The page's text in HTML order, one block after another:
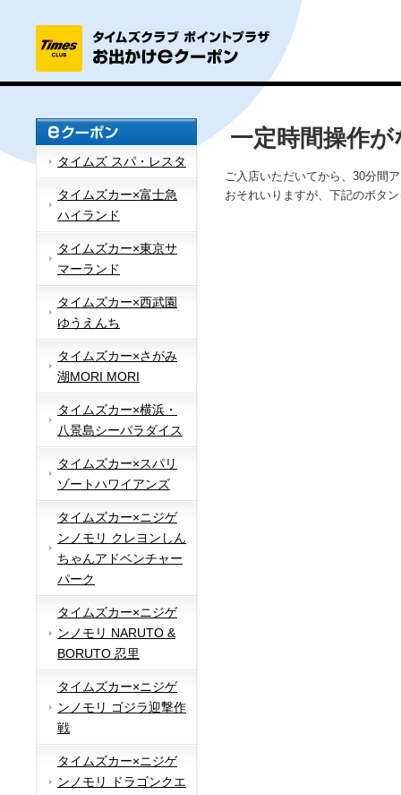
タイムズ スパ・レスタ
タイムズカー×富士急
ハイランド
タイムズカー×東京サ
マーランド
タイムズカー×西武園
ゆうえんち
タイムズカー×さがみ
湖MORI MORI
タイムズカー×横浜・
八景島シーパラダイス
タイムズカー×スパリ
ゾートハワイアンズ
タイムズカー×ニジゲ
ンノモリ クレヨンしん
ちゃんアドベンチャー
パーク
タイムズカー×ニジゲ
ンノモリ NARUTO &
BORUTO 忍里
タイムズカー×ニジゲ
ンノモリ ゴジラ迎撃作
戦
タイムズカー×ニジゲ
ンノモリ ドラゴンクエ
一定時間操作
ご入店いただいてから、30分間
おそれいりますが、下記のボタ